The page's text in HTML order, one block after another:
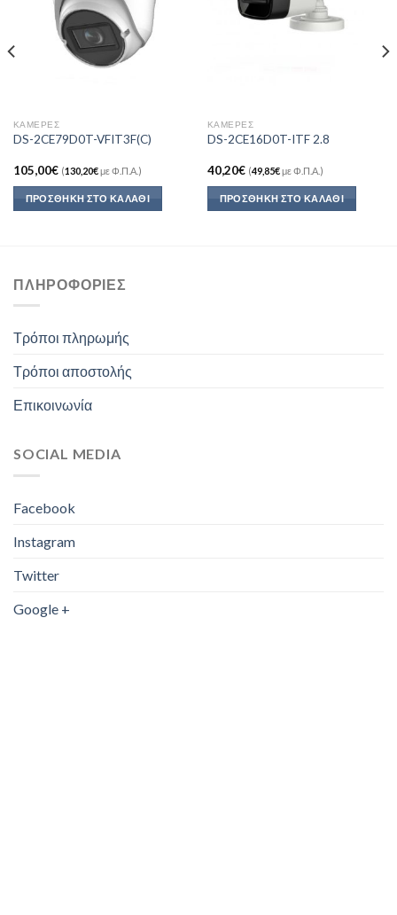
Add to
Wishlist
ΚΆΜΕΡΕΣ
DS-2CE79D0T-VFIT3F(C)
105,00€ (130,20€με Φ.Π.Α.)
ΠΡΟΣΘΉΚΗ ΣΤΟ ΚΑΛΆΘΙ
Wishlist
ΚΆΜΕΡΕΣ
DS-2CE16D0T-ITF 2.8
40,20€ (49,85€με Φ.Π.Α.)
ΠΡΟΣΘΉΚΗ ΣΤΟ ΚΑΛΆΘΙ
ΠΛΗΡΟΦΟΡΊΕΣ
Τρόποι πληρωμής
Τρόποι αποστολής
Επικοινωνία
SOCIAL MEDIA
Facebook
Instagram
Twitter
Google +